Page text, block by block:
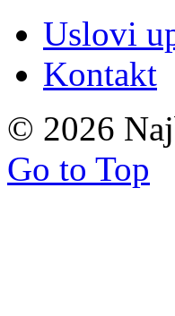
Uslovi
Kontakt
© 2026
Go to Top